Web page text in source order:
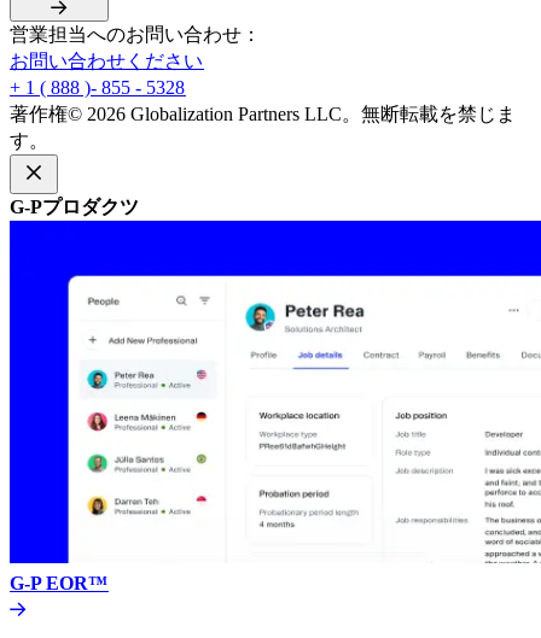
営業担当へのお問い合わせ：​​
お問い合わせください​​
+ 1 ( 888 )- 855 - 5328​​
著作権© 2026 Globalization Partners LLC。無断転載を禁じま
す。​​
G-Pプロダクツ​​
G-P EOR™​​